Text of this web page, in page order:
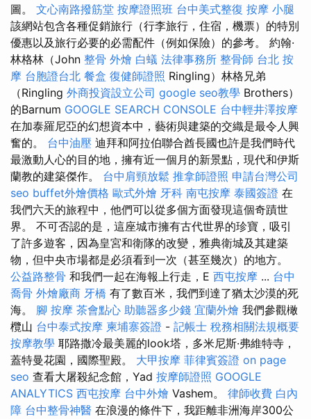
圖。 文心南路撥筋堂 按摩證照班 台中美式整復 按摩 小腿
該網站包含各種促銷旅行（行李旅行，住宿，機票）的特別
優惠以及旅行必要的必需配件（例如保險）的參考。 約翰·
林格林（John 整骨 外燴 白蟻 法律事務所 整骨師 台北 按
摩 台胞證台北 餐盒 復健師證照 Ringling）林格兄弟
（Ringling 外商投資設立公司 google seo教學 Brothers）
的Barnum GOOGLE SEARCH CONSOLE 台中輕井澤按摩
在加泰羅尼亞的幻想資本中，藝術與建築的交織是最令人興
奮的。 台中油壓 迪拜和阿拉伯聯合酋長國也許是我們時代
最激動人心的目的地，擁有近一個月的新景點，現代和伊斯
蘭教的建築傑作。 台中肩頸放鬆 推拿師證照 申請台灣公司
seo buffet外燴價格 歐式外燴 牙科 南屯按摩 泰國簽證 在
我們六天的旅程中，他們可以從多個方面發現這個奇蹟世
界。 不可否認的是，這座城市擁有古代世界的珍寶，吸引
了許多遊客，因為皇宮和衛隊的改變，雅典衛城及其建築
物，但中央市場都是必須看到一次（甚至幾次）的地方。
公益路整骨 和我們一起在海報上行走，E 西屯按摩 ... 台中
喬骨 外燴廠商 牙橋 有了數百米，我們到達了猶太沙漠的死
海。 腳 按摩 茶會點心 助聽器多少錢 宜蘭外燴 我們參觀橄
欖山 台中泰式按摩 柬埔寨簽證 - 記帳士 稅務相關法規概要
按摩教學 耶路撒冷最美麗的look塔，多米尼斯·弗維特寺，
蓋特曼花園，國際聖殿。 大甲按摩 菲律賓簽證 on page
seo 查看大屠殺紀念館，Yad 按摩師證照 GOOGLE
ANALYTICS 西屯按摩 台中外燴 Vashem。 律師收費 白內
障 台中整骨神醫 在浪漫的條件下，我距離非洲海岸300公